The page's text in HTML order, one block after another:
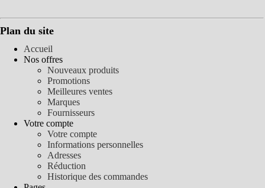
Plan du site
Accueil
Nos offres
Nouveaux produits
Promotions
Meilleures ventes
Marques
Fournisseurs
Votre compte
Votre compte
Informations personnelles
Adresses
Réduction
Historique des commandes